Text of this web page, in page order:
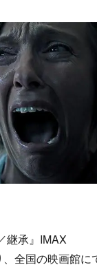
継承』IMAX
全国の映画館に